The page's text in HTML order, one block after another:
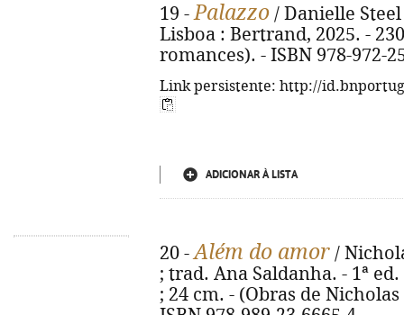
19 -Palazzo / Danielle Steel
Lisboa : Bertrand, 2025. -
romances). - ISBN 978-972-
Link persistente: http://
ADICIONAR À LISTA
20 -Além do amor /
; trad. Ana Saldanha. - 1ª
; 24 cm. - (Obras de